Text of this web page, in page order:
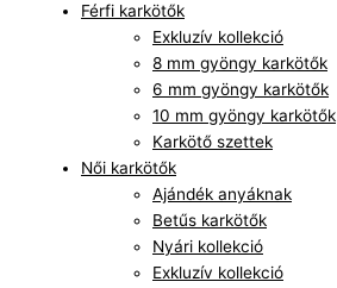
Férfi karkötők
Exkluzív kollekció
8 mm gyöngy karkötők
6 mm gyöngy karkötők
10 mm gyöngy karkötők
Karkötő szettek
Női karkötők
Ajándék anyáknak
Betűs karkötők
Nyári kollekció
Exkluzív kollekció